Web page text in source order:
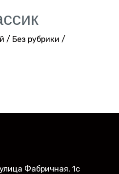
/ Без рубрики /
Фабричная, 1с